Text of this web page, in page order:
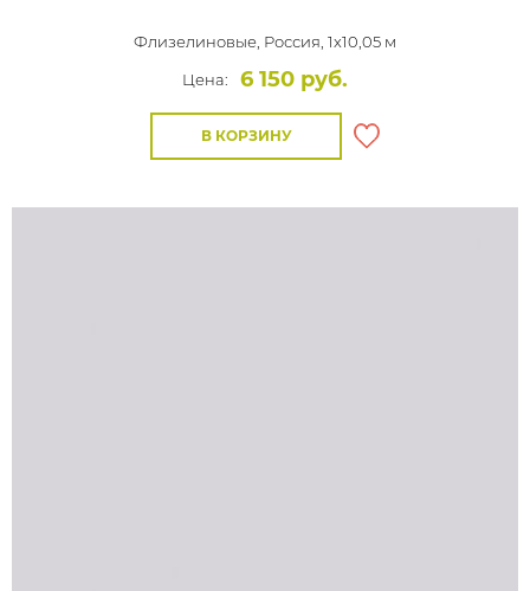
Флизелиновые, Россия, 1x10,05 м
Цена:
6 150 руб.
В КОРЗИНУ